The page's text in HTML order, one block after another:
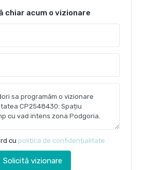
chiar acum o vizionare
cu politica de confidențialitate
Solicită vizionare